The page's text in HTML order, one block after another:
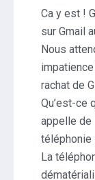
Ca y est !
sur Gmail
Nous
rachat de
Qu’est-ce
appelle de
téléphonie
La